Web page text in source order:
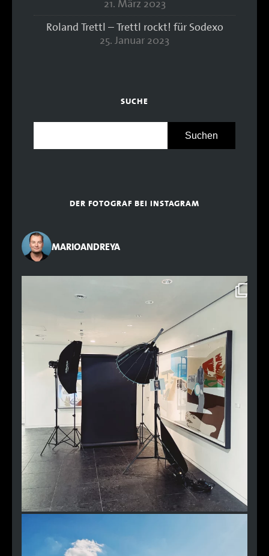
21. März 2023
Roland Trettl – Trettl rockt! für Sodexo
25. Januar 2023
SUCHE
DER FOTOGRAF BEI INSTAGRAM
MARIOANDREYA